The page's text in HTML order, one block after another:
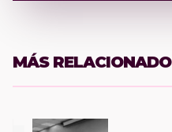
MÁS RELACIONADO